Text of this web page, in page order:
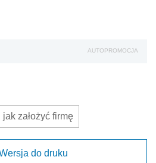
AUTOPROMOCJA
jak założyć firmę
do druku